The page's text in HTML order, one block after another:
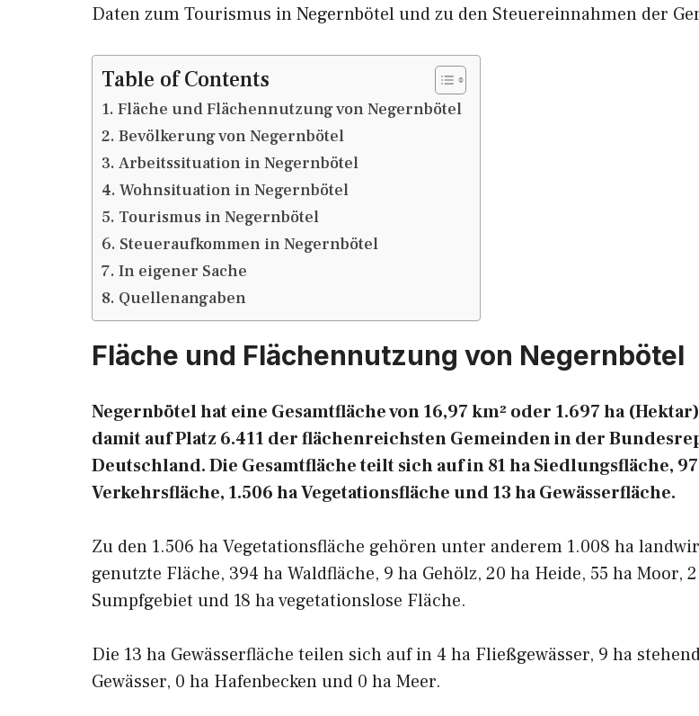
Daten zum Tourismus in Negernbötel und zu den Steuereinnahmen der
Table of Contents
Fläche und Flächennutzung von Negernbötel
Bevölkerung von Negernbötel
Arbeitssituation in Negernbötel
Wohnsituation in Negernbötel
Tourismus in Negernbötel
Steueraufkommen in Negernbötel
In eigener Sache
Quellenangaben
Fläche und Flächennutzung von Negernbötel
Negernbötel hat eine Gesamtfläche von 16,97 km² oder 1.697 ha
damit auf Platz 6.411 der flächenreichsten Gemeinden in der
Deutschland. Die Gesamtfläche teilt sich auf in 81 ha Siedlungsfläche,
Verkehrsfläche, 1.506 ha Vegetationsfläche und 13 ha Gewässerfläche.
Zu den 1.506 ha Vegetationsfläche gehören unter anderem 1.008 ha
genutzte Fläche, 394 ha Waldfläche, 9 ha Gehölz, 20 ha Heide, 55 ha Moor,
Sumpfgebiet und 18 ha vegetationslose Fläche.
Die 13 ha Gewässerfläche teilen sich auf in 4 ha Fließgewässer, 9 ha
Gewässer, 0 ha Hafenbecken und 0 ha Meer.